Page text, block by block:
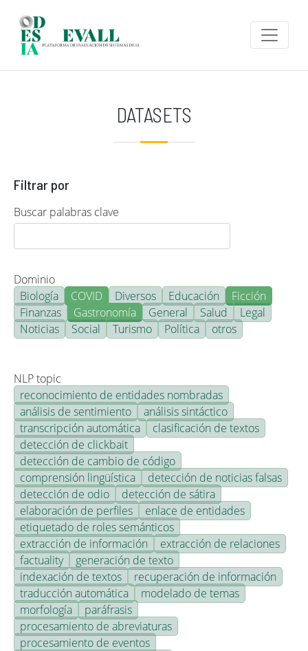
DATASETS
Filtrar por
Buscar palabras clave
Dominio
Biología
COVID Diversos Educación
Ficción
Finanzas
Gastronomía General Salud
Legal
Noticias
Social Turismo Política otros
NLP topic
reconocimiento de entidades nombradas
análisis de sentimiento
análisis sintáctico
transcripción automática
clasificación de textos
detección de clickbait
detección de cambio de código
comprensión lingüística
detección de noticias falsas
detección de odio
detección de sátira
elaboración de perfiles
enlace de entidades
etiquetado de roles semánticos
extracción de información
extracción de relaciones
factuality
generación de texto
indexación de textos
recuperación de información
traducción automática
modelado de temas
morfología
paráfrasis
procesamiento de abreviaturas
procesamiento de eventos